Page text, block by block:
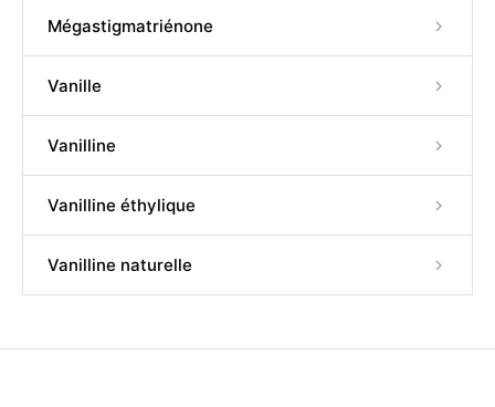
Mégastigmatriénone
Vanille
Vanilline
Vanilline éthylique
Vanilline naturelle